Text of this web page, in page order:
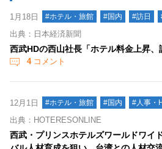
1月18日 #ホテル・旅館 #国内 #訪日
出典：日本経済新聞
西武HDの西山社長「ホテル料金上昇、
4コメント
12月1日 #ホテル・旅館 #国内 #人事・
出典：HOTERESONLINE
西武・プリンスホテルズワールドワイ